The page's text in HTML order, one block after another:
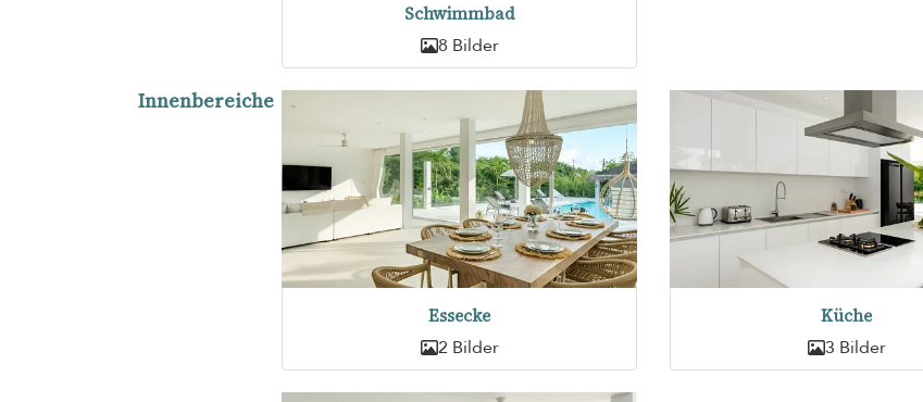
Schwimmbad
8 Bilder
Innenbereiche
Essecke
2 Bilder
Küche
3 Bilder